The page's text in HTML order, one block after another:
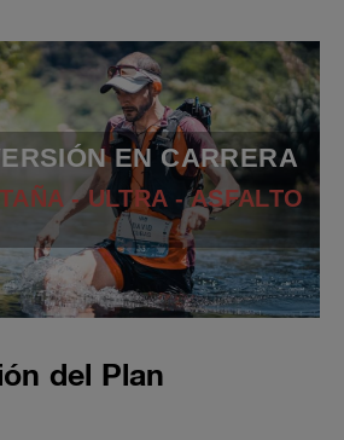
EN CARRERA
- ULTRA - ASFALTO
del Plan